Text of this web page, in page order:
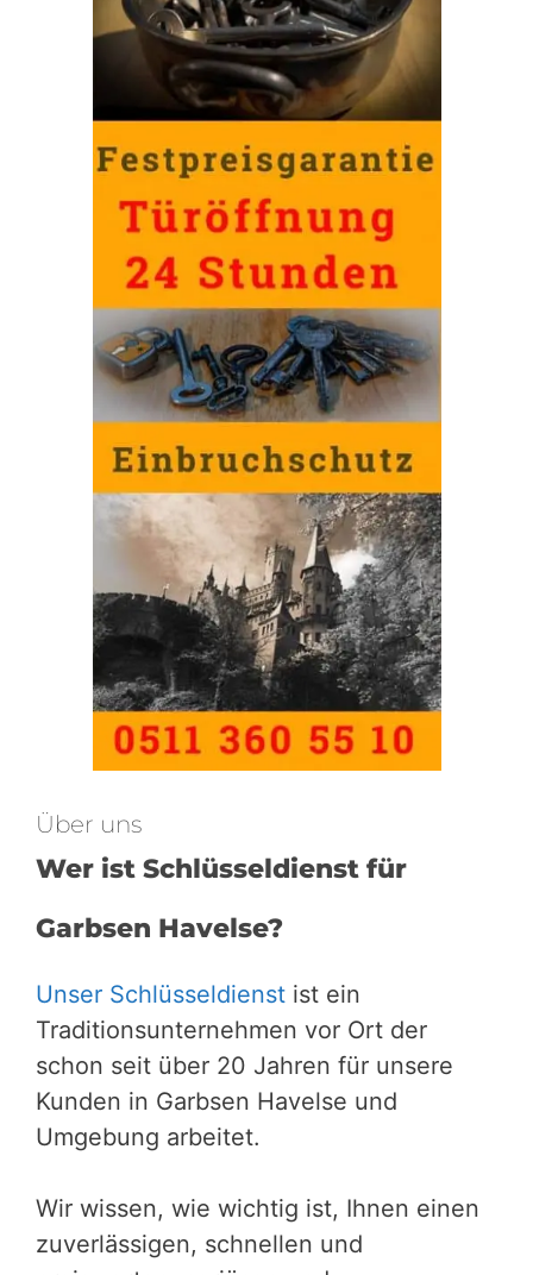
Über uns
Wer ist Schlüsseldienst für
Garbsen Havelse?
Unser Schlüsseldienst ist ein
Traditionsunternehmen vor Ort der
schon seit über 20 Jahren für unsere
Kunden in Garbsen Havelse und
Umgebung arbeitet.
Wir wissen, wie wichtig ist, Ihnen einen
zuverlässigen, schnellen und